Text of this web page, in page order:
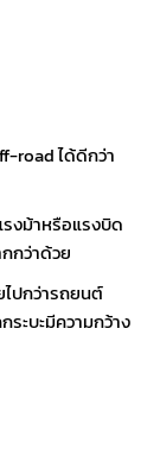
road ได้ดีกว่า
งม้าหรือแรงบิด
กว่าด้วย
ปกว่ารถยนต์
ระบะมีความกว้าง